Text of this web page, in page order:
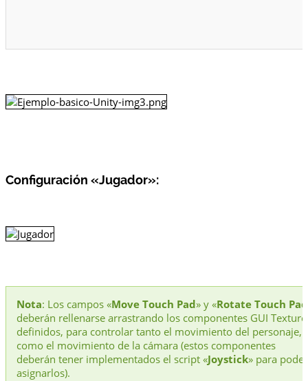
Configuración «Jugador»:
Nota: Los campos «Move Touch Pad» y «Rotate Touch Pad
deberán rellenarse arrastrando los componentes GUI Texture
definidos, para controlar tanto el movimiento del personaje,
como el movimiento de la cámara (estos componentes
deberán tener implementados el script «Joystick» para poder
asignarlos).